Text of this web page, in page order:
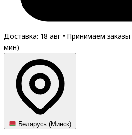
Доставка: 18 авг • Принимаем заказы
мин)
Беларусь (Минск)